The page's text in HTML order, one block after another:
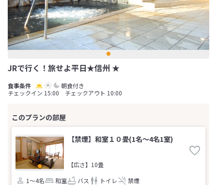
JRで行く！旅せよ平日★信州 ★
朝食付き
チェックイン 15:00 チェックアウト 10:00
【禁煙】和室１０畳(1名～4名1室)
【広さ】10畳
1～4名
和室 バス トイレ 禁煙